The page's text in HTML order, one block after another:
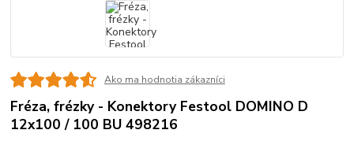
Ako ma hodnotia zákazníci
Fréza, frézky - Konektory Festool DOMINO D
12x100 / 100 BU 498216